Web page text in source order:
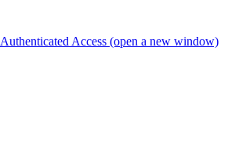
Authenticated Access (open a new window)